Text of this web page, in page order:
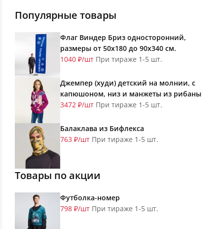
Популярные товары
Флаг Виндер Бриз односторонний,
размеры от 50х180 до 90х340 см.
1040 ₽/шт При тираже 1-5 шт.
Джемпер (худи) детский на молнии, с
капюшоном, низ и манжеты из рибаны
3472 ₽/шт При тираже 1-5 шт.
Балаклава из Бифлекса
763 ₽/шт При тираже 1-5 шт.
Товары по акции
Футболка-номер
798 ₽/шт При тираже 1-5 шт.